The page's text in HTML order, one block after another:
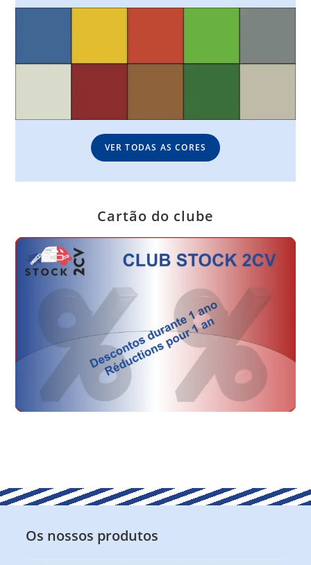
VER TODAS AS CORES
Cartão do clube
Os nossos produtos